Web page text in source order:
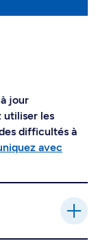
jour
utiliser les
difficultés à
avec